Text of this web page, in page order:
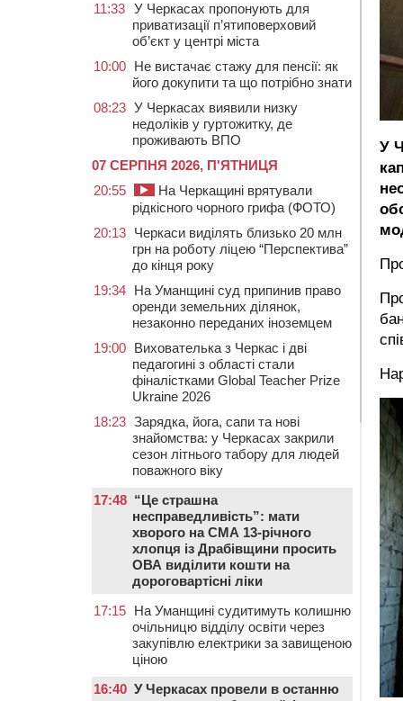
У
11:33 У Черкасах пропонують для
приватизації п’ятиповерховий
об’єкт у центрі міста
10:00 Не вистачає стажу для пенсії: як
його докупити та що потрібно знати
08:23 У Черкасах виявили низку
недоліків у гуртожитку, де
проживають ВПО
07 СЕРПНЯ 2026, П'ЯТНИЦЯ
20:55
На Черкащині врятували
рідкісного чорного грифа (ФОТО)
20:13 Черкаси виділять близько 20 млн
грн на роботу ліцею “Перспектива”
до кінця року
19:34 На Уманщині суд припинив право
оренди земельних ділянок,
незаконно переданих іноземцем
19:00 Вихователька з Черкас і дві
педагогині з області стали
фіналістками Global Teacher Prize
Ukraine 2026
18:23 Зарядка, йога, сапи та нові
знайомства: у Черкасах закрили
сезон літнього табору для людей
поважного віку
17:48 “Це страшна
несправедливість”: мати
хворого на СМА 13-річного
хлопця із Драбівщини просить
ОВА виділити кошти на
дороговартісні ліки
17:15 На Уманщині судитимуть колишню
очільницю відділу освіти через
закупівлю електрики за завищеною
ціною
16:40 У Черкасах провели в останню